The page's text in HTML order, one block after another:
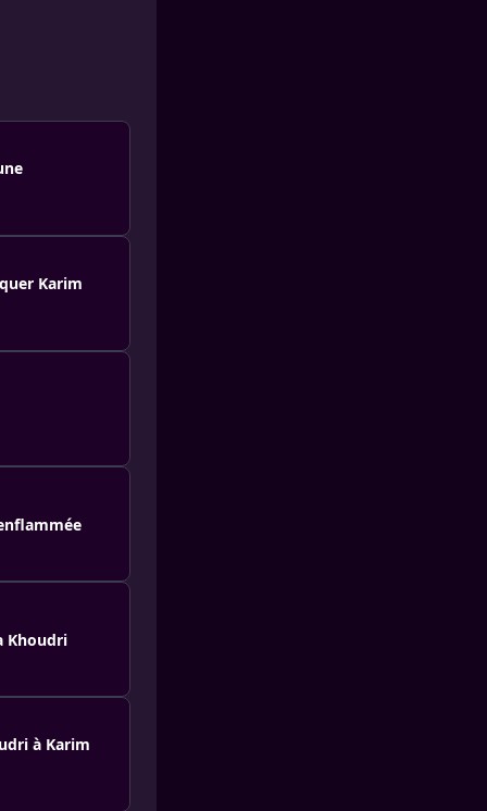
Karim
Khoudri
à Karim